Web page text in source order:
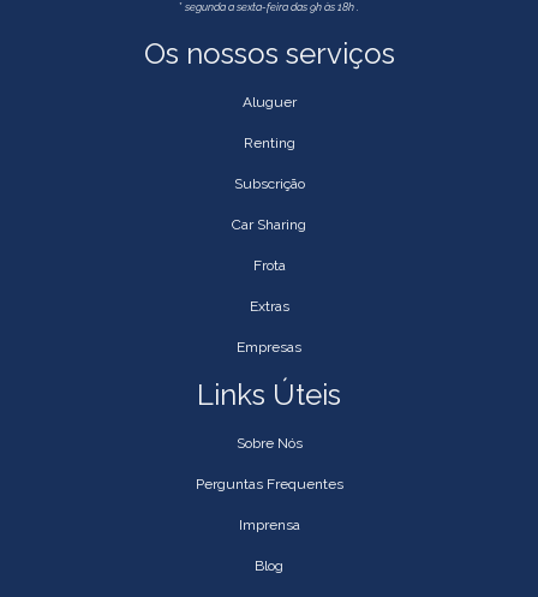
* segunda a sexta-feira das 9h às 18h .
Os nossos serviços
Aluguer
Renting
Subscrição
Car Sharing
Frota
Extras
Empresas
Links Úteis
Sobre Nós
Perguntas Frequentes
Imprensa
Blog